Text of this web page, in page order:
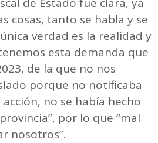
de Estado fue clara, ya
cosas, tanto se habla y se
verdad es la realidad y
esta demanda que
de la que no nos
porque no notificaba
no se había hecho
por lo que “mal
nosotros”.